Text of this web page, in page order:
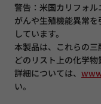
警告：米国カリフォル
がんや生殖機能異常
しています。
本製品は、これらの
どのリスト上の化学物
詳細については、
い。